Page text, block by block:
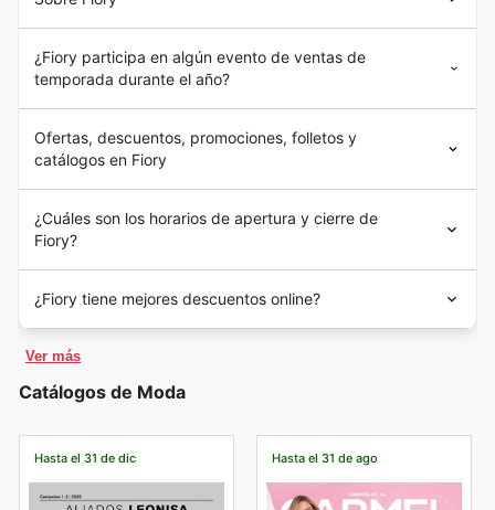
¿Fiory participa en algún evento de ventas de
temporada durante el año?
Ofertas, descuentos, promociones, folletos y
catálogos en Fiory
¿Cuáles son los horarios de apertura y cierre de
Fiory?
¿Fiory tiene mejores descuentos online?
Ver más
Catálogos de Moda
Hasta el 31 de dic Hasta el 31 de ago